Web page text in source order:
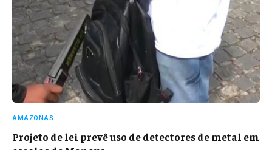
AMAZONAS
Projeto de lei prevê uso de detectores de metal em